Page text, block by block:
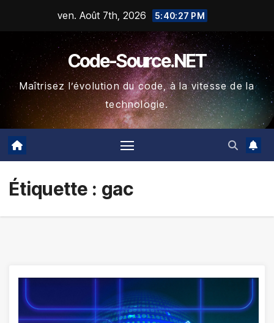
ven. Août 7th, 2026 5:40:28 PM
Code-Source.NET
Maîtrisez l’évolution du code, à la vitesse de la
technologie.
Étiquette : gac